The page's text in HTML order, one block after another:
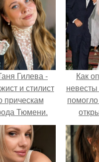
Гилева -
и стилист
прическам
Тюмени.
Как